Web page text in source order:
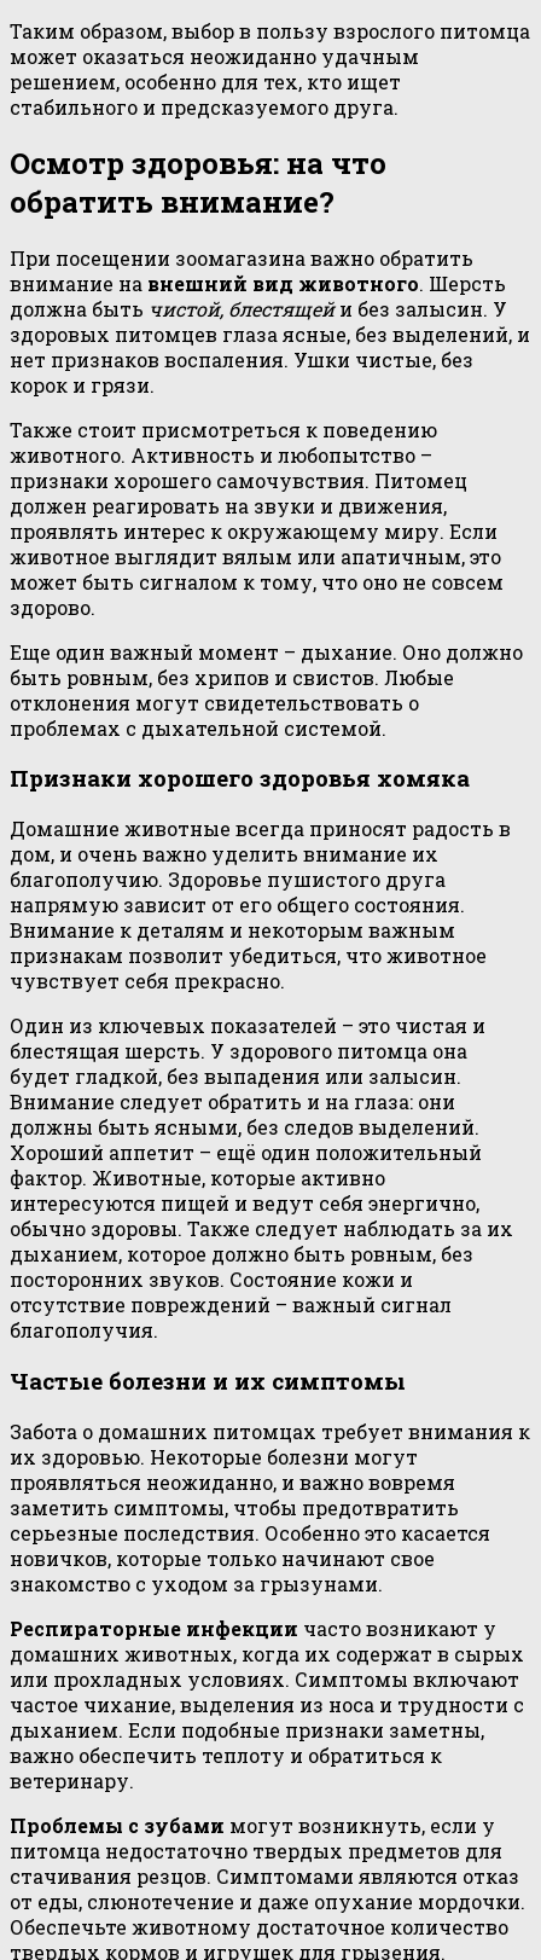
Таким образом, выбор в пользу взрослого питомца
может оказаться неожиданно удачным
решением, особенно для тех, кто ищет
стабильного и предсказуемого друга.
Осмотр здоровья: на что
обратить внимание?
При посещении зоомагазина важно обратить
внимание на внешний вид животного. Шерсть
должна быть чистой, блестящейи без залысин. У
здоровых питомцев глаза ясные, без выделений, и
нет признаков воспаления. Ушки чистые, без
корок и грязи.
Также стоит присмотреться к поведению
животного. Активность и любопытство –
признаки хорошего самочувствия. Питомец
должен реагировать на звуки и движения,
проявлять интерес к окружающему миру. Если
животное выглядит вялым или апатичным, это
может быть сигналом к тому, что оно не совсем
здорово.
Еще один важный момент – дыхание. Оно должно
быть ровным, без хрипов и свистов. Любые
отклонения могут свидетельствовать о
проблемах с дыхательной системой.
Признаки хорошего здоровья хомяка
Домашние животные всегда приносят радость в
дом, и очень важно уделить внимание их
благополучию. Здоровье пушистого друга
напрямую зависит от его общего состояния.
Внимание к деталям и некоторым важным
признакам позволит убедиться, что животное
чувствует себя прекрасно.
Один из ключевых показателей – это чистая и
блестящая шерсть. У здорового питомца она
будет гладкой, без выпадения или залысин.
Внимание следует обратить и на глаза: они
должны быть ясными, без следов выделений.
Хороший аппетит – ещё один положительный
фактор. Животные, которые активно
интересуются пищей и ведут себя энергично,
обычно здоровы. Также следует наблюдать за их
дыханием, которое должно быть ровным, без
посторонних звуков. Состояние кожи и
отсутствие повреждений – важный сигнал
благополучия.
Частые болезни и их симптомы
Забота о домашних питомцах требует внимания к
их здоровью. Некоторые болезни могут
проявляться неожиданно, и важно вовремя
заметить симптомы, чтобы предотвратить
серьезные последствия. Особенно это касается
новичков, которые только начинают свое
знакомство с уходом за грызунами.
Респираторные инфекции часто возникают у
домашних животных, когда их содержат в сырых
или прохладных условиях. Симптомы включают
частое чихание, выделения из носа и трудности с
дыханием. Если подобные признаки заметны,
важно обеспечить теплоту и обратиться к
ветеринару.
Проблемы с зубами могут возникнуть, если у
питомца недостаточно твердых предметов для
стачивания резцов. Симптомами являются отказ
от еды, слюнотечение и даже опухание мордочки.
Обеспечьте животному достаточное количество
твердых кормов и игрушек для грызения.